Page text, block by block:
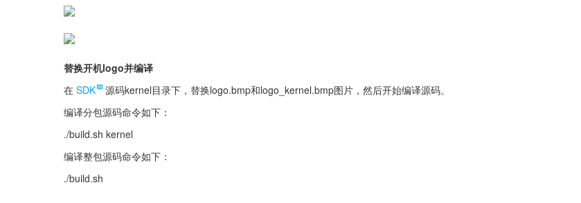
替换开机logo并编译
在 SDK
源码kernel目录下，替换logo.bmp和logo_kernel.bmp图片，然后开始编译源码。
编译分包源码命令如下：
./build.sh kernel
编译整包源码命令如下：
./build.sh